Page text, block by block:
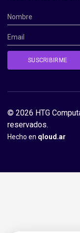
© 2026 HTG
reservados.
Hecho en qloud.ar